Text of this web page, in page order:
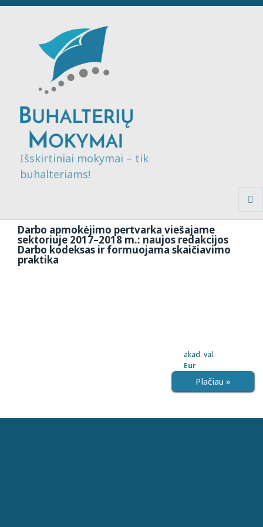
Išskirtiniai mokymai – tik
buhalteriams!
Darbo apmokėjimo pertvarka viešajame
sektoriuje 2017–2018 m.: naujos redakcijos
Darbo kodeksas ir formuojama skaičiavimo
praktika
akad. val.
Eur
Plačiau »